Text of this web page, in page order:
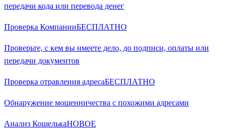
передачи кода или перевода денег
Проверка КомпанииБЕСПЛАТНО
Проверьте, с кем вы имеете дело, до подписи, оплаты или
передачи документов
Проверка отравления адресаБЕСПЛАТНО
Обнаружение мошенничества с похожими адресами
Анализ КошелькаНОВОЕ